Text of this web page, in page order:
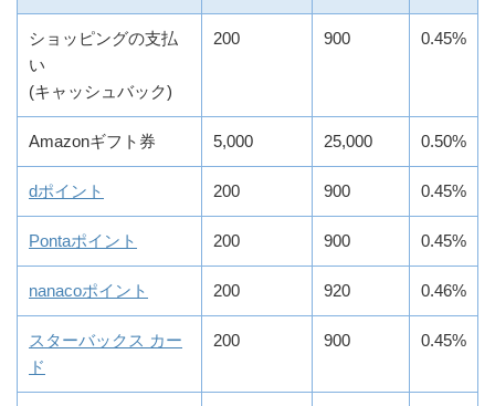
ショッピングの支払
い
(キャッシュバック)
200 900 0.45%
Amazonギフト券 5,000 25,000 0.50%
dポイント 200 900 0.45%
Pontaポイント 200 900 0.45%
nanacoポイント 200 920 0.46%
スターバックス カー
ド
200 900 0.45%